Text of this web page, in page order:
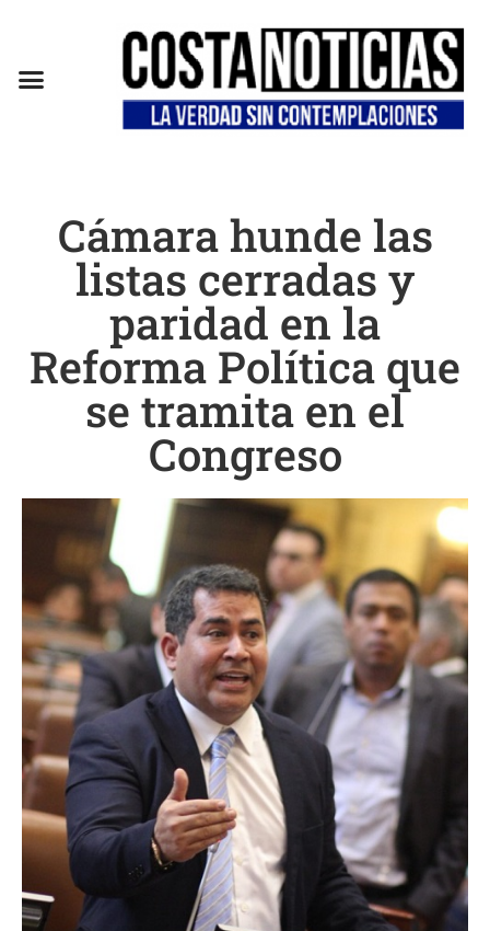
Cámara hunde las
listas cerradas y
paridad en la
Reforma Política que
se tramita en el
Congreso